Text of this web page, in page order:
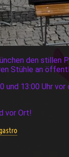
den stillen
Stühle an
und 13:00 Uhr
vor Ort!